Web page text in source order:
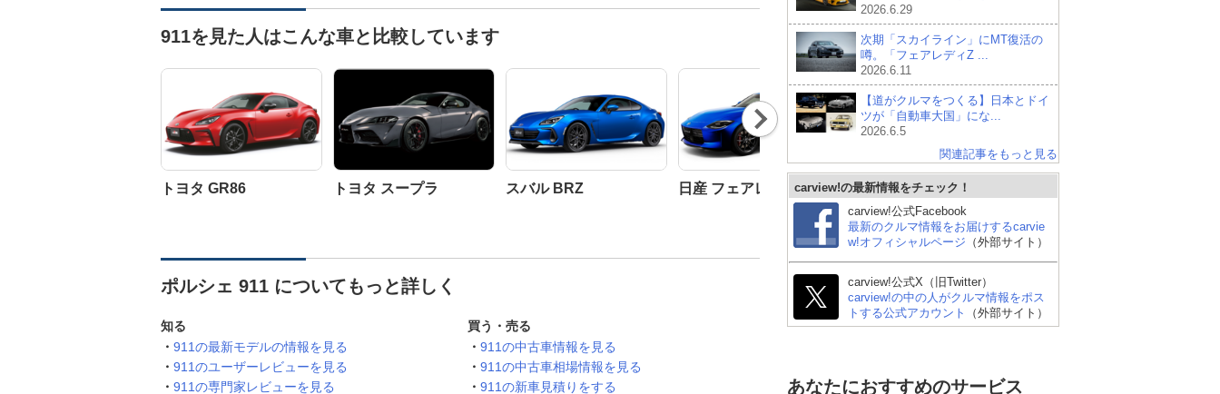
911を見た人はこんな車と比較しています
トヨタ GR86 トヨタ スープラ スバル BRZ 日産 フェアレディZ ホンダ プレリュード
Nex
t
ポルシェ 911 についてもっと詳しく
知る
911の最新モデルの情報を見る
911のユーザーレビューを見る
911の専門家レビューを見る
買う・売る
911の中古車情報を見る
911の中古車相場情報を見る
911の新車見積りをする
2026.6.29
次期「スカイライン」にMT復活の
噂。「フェアレディZ ...
2026.6.11
【道がクルマをつくる】日本とドイ
ツが「自動車大国」にな...
2026.6.5
関連記事をもっと見る
carview!の最新情報をチェック！
carview!公式Facebook
最新のクルマ情報をお届けするcarvie
w!オフィシャルページ （外部サイト）
carview!公式X（旧Twitter）
carview!の中の人がクルマ情報をポス
トする公式アカウント
（外部サイト）
あなたにおすすめのサービス